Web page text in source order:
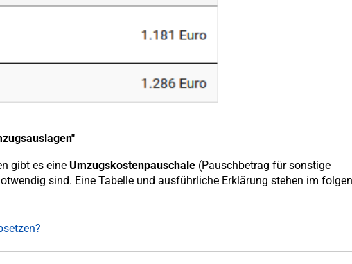
gibt es eine Umzugskostenpauschale (Pauschbetrag für sonstige
sind. Eine Tabelle und ausführliche Erklärung stehen im